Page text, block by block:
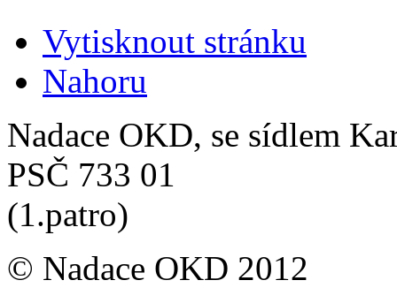
Vytisknout stránku
Nahoru
Nadace OKD, se sídlem
PSČ 733 01
(1.patro)
© Nadace OKD 2012